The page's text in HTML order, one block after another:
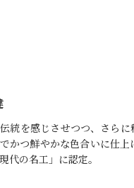
統を感じさせつつ、さらに
かつ鮮やかな色合いに仕上
代の名工」に認定。